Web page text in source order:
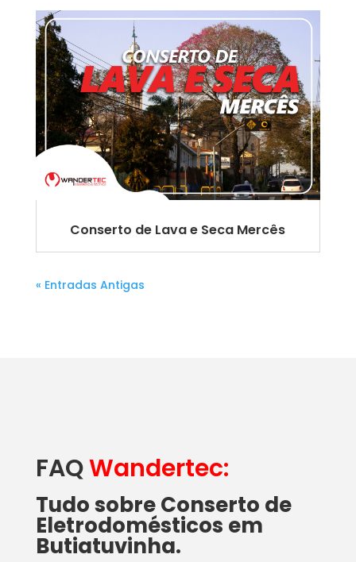
Conserto de Lava e Seca Mercês
« Entradas Antigas
FAQWandertec:
Tudo sobre Conserto de
Eletrodomésticos em
Butiatuvinha.